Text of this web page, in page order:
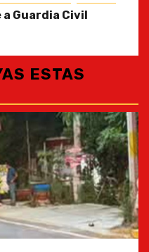
Guardia Civil
ESTAS